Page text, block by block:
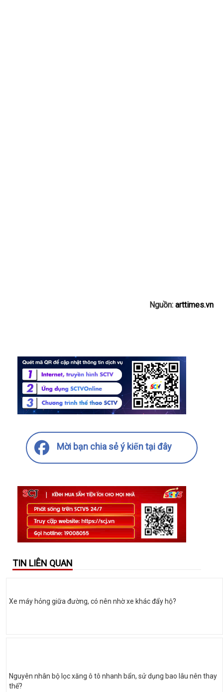
Nguồn: arttimes.vn
Mời bạn chia sẻ ý kiến tại đây
TIN LIÊN QUAN
Xe máy hỏng giữa đường, có nên nhờ xe khác đẩy hộ?
Nguyên nhân bộ lọc xăng ô tô nhanh bẩn, sử dụng bao lâu nên thay
thế?